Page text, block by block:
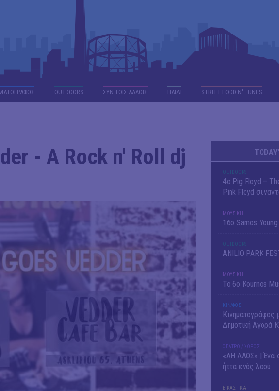
OUTDΟORS ΣΥΝ ΤΟΙΣ ΑΛΛΟΙΣ ΠΑΙΔΙ STREET FOOD N' TUNES
- A Rock n' Roll dj
OUTDΟORS
4ο Pig Floyd –
Pink Floyd
ΜΟΥΣΙΚΗ
16o Samos
OUTDΟORS
ANILIO PARK
ΜΟΥΣΙΚΗ
Το 6ο Kournos
ΚΙΝ/ΦΟΣ
Κινηματογράφος
Δημοτική Αγορά
ΘΕΑΤΡΟ / ΧΟΡΟΣ
«ΑΗ ΛΑΟΣ» | Ένα
ήττα ενός λαού
ΕΙΚΑΣΤΙΚΑ